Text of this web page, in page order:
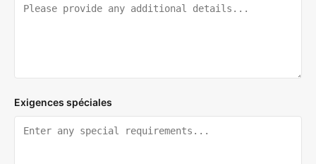
Exigences spéciales